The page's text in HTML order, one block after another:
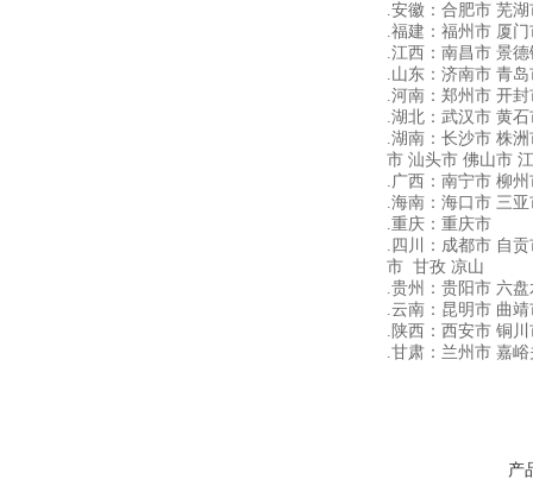
.安徽：合肥市 芜
.福建：福州市 厦
.江西：南昌市 景
.山东：济南市 青
.河南：郑州市 开
.湖北：武汉市 黄
.湖南：长沙市 株
市 汕头市 佛山市
.广西：南宁市 柳
.海南：海口市 三
.重庆：重庆市
.四川：成都市 自
市 甘孜 凉山
.贵州：贵阳市 六
.云南：昆明市 曲
.陕西：西安市 铜
.甘肃：兰州市 嘉
产